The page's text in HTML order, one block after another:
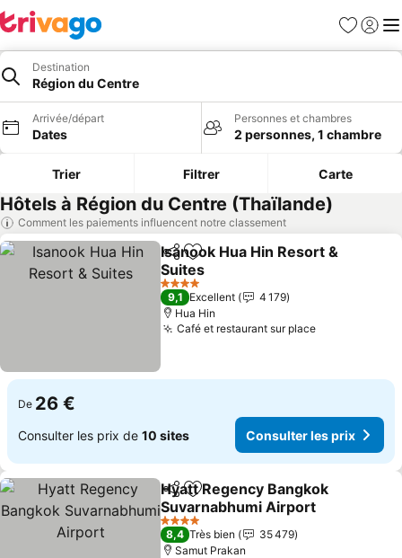
Favoris
Se
Destination
Région du Centre
Arrivée/départ
Dates
Personnes et chambres
2 personnes, 1 chambre
Trier Filtrer Carte
Hôtels à Région du Centre (Thaïlande)
Comment les paiements influencent notre classement
PartagerAjouter à mes favoris
Isanook Hua Hin Resort &
Suites
4 Étoiles
9,1 Excellent
4 179
Hua Hin
Café et restaurant sur place
De 26 €
Consulter les prix de 10 sites Consulter les prix
PartagerAjouter à mes favoris
Hyatt Regency Bangkok
Suvarnabhumi Airport
4 Étoiles
8,4 Très bien
35 479
Samut Prakan